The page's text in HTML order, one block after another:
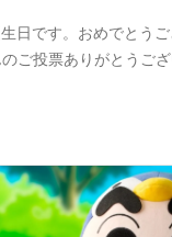
日です。おめでとう
ご投票ありがとうご